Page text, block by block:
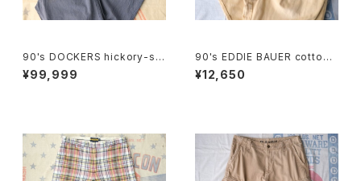
90's DOCKERS hickory-stri
pe one-tuck Pants "Made i
n U.S.A."
¥99,999
90's EDDIE BAUER cotton-
duck 2-tuck Pants
¥12,650